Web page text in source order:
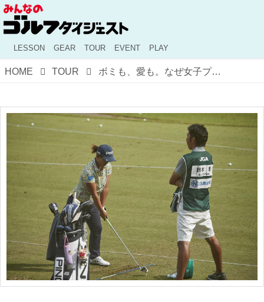
LESSON GEAR TOUR EVENT PLAY
HOME TOUR ボミも、愛も。なぜ女子プロたちは足元に「棒」を置いて練習するのか？ 日本女子オープン会場でプロが見つけた上達の秘密